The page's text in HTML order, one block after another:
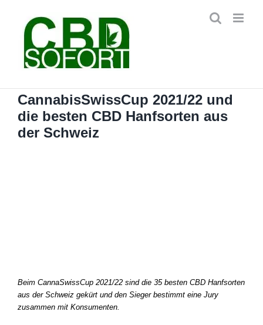
springen
CannabisSwissCup 2021/22 und
die besten CBD Hanfsorten aus
der Schweiz
Beim CannaSwissCup 2021/22 sind die 35 besten CBD Hanfsorten
aus der Schweiz gekürt und den Sieger bestimmt eine Jury
zusammen mit Konsumenten.